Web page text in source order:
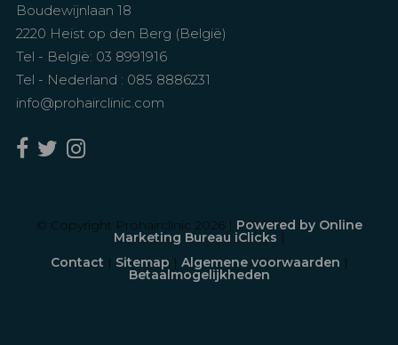
Boudewijnlaan 18
2220 Heist op den Berg (België)
Tel - België: 03 8991916
Tel - Nederland : 085 8886231
info@prohairclinic.com
© Copyright Prohairclinic 2026 | Powered by Online
Marketing Bureau iClicks |
Contact | Sitemap | Algemene voorwaarden |
Betaalmogelijkheden